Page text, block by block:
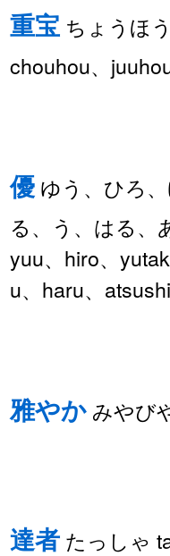
重宝 ちょうほ
chouhou、
優 ゆう、ひろ
る、う、はる、
yuu、hiro、
u、haru、
雅やか みやび
達者 たっしゃ